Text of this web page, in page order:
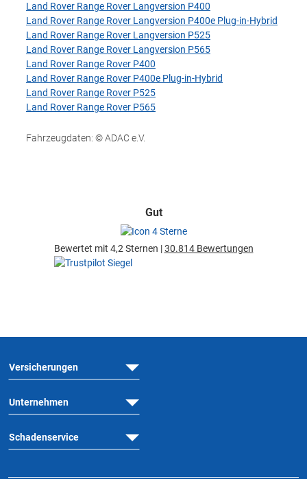
Land Rover Range Rover Langversion P400
Land Rover Range Rover Langversion P400e Plug-in-Hybrid
Land Rover Range Rover Langversion P525
Land Rover Range Rover Langversion P565
Land Rover Range Rover P400
Land Rover Range Rover P400e Plug-in-Hybrid
Land Rover Range Rover P525
Land Rover Range Rover P565
Fahrzeugdaten: © ADAC e.V.
Gut
Bewertet mit 4,2 Sternen |30.814 Bewertungen
Versicherungen
Unternehmen
Schadenservice